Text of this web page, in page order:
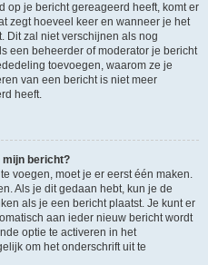
op je bericht gereageerd heeft, komt er
zegt hoeveel keer en wanneer je het
Dit zal niet verschijnen als nog
een beheerder of moderator je bericht
toevoegen, waarom ze je
van een bericht is niet meer
heeft.
mijn bericht?
voegen, moet je er eerst één maken.
Als je dit gedaan hebt, kun je de
als je een bericht plaatst. Je kunt er
aan ieder nieuw bericht wordt
optie te activeren in het
om het onderschrift uit te